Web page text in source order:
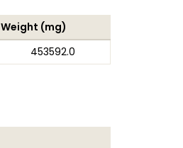
Weight (mg)
453592.0